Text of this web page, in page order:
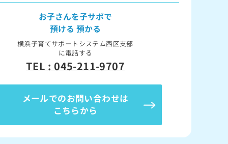
お子さんを子サポで
預ける 預かる
横浜子育てサポートシステム西区支部
に電話する
TEL : 045-211-9707
メールでのお問い合わせは
こちらから